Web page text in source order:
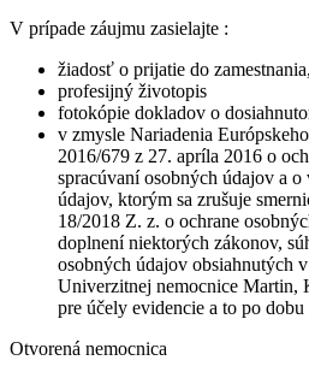
V prípade záujmu zasielajte :
žiadosť o prijatie do
profesijný životopis
fotokópie dokladov o
v zmysle Nariadenia
2016/679 z 27. apríla 2016 o
spracúvaní osobných údajov a
údajov, ktorým sa zrušuje
18/2018 Z. z. o ochrane
doplnení niektorých zákonov,
osobných údajov obsiahnutých
Univerzitnej nemocnice Martin,
pre účely evidencie a to po
Otvorená nemocnica